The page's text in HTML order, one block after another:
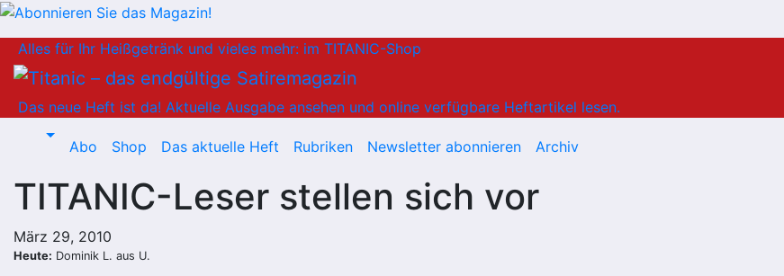
Inhalt
springen
Alles für Ihr Heißgetränk und vieles mehr: im TITANIC-Shop
Das neue Heft ist da! Aktuelle Ausgabe ansehen und online verfügbare Heftartikel lesen.
Abo Shop Das aktuelle Heft Rubriken Newsletter abonnieren Archiv
TITANIC-Leser stellen sich vor
März 29, 2010
Heute: Dominik L. aus U.